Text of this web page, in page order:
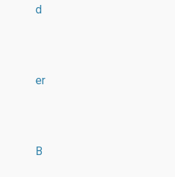
d
er
B